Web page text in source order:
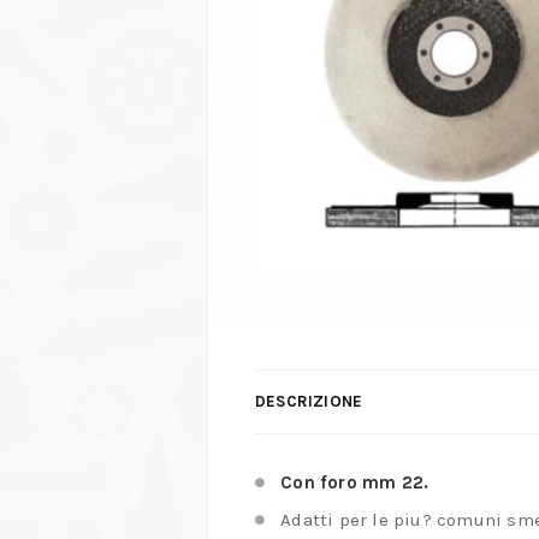
DESCRIZIONE
Con foro mm 22.
Adatti per le piu? comuni